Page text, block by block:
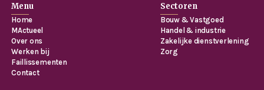
Menu
Home
MActueel
Over ons
Werken bij
Faillissementen
Contact
Sectoren
Bouw & Vastgoed
Handel & industrie
Zakelijke dienstverlening
Zorg